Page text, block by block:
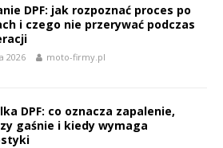
DPF: jak rozpoznać proces po
i czego nie przerywać podczas
2026 moto-firmy.pl
DPF: co oznacza zapalenie,
gaśnie i kiedy wymaga